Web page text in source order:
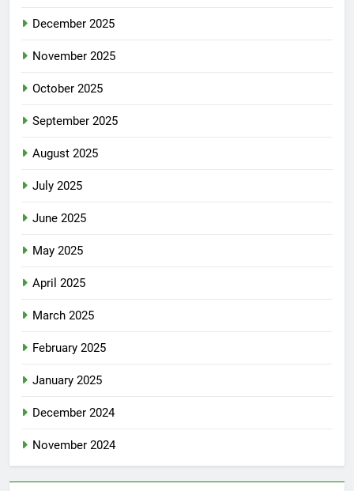
December 2025
November 2025
October 2025
September 2025
August 2025
July 2025
June 2025
May 2025
April 2025
March 2025
February 2025
January 2025
December 2024
November 2024